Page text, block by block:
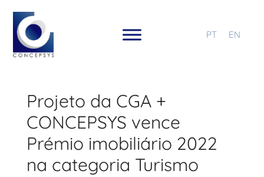
PT EN
Projeto da CGA +
CONCEPSYS vence
Prémio imobiliário 2022
na categoria Turismo